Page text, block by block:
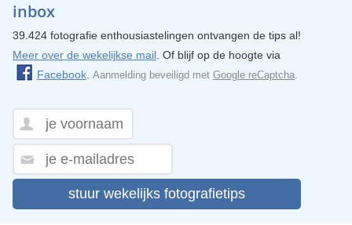
inbox
39.424 fotografie enthousiastelingen ontvangen de tips al!
Meer over de wekelijkse mail. Of blijf op de hoogte via
Facebook. Aanmelding beveiligd met Google reCaptcha.
stuur wekelijks fotografietips